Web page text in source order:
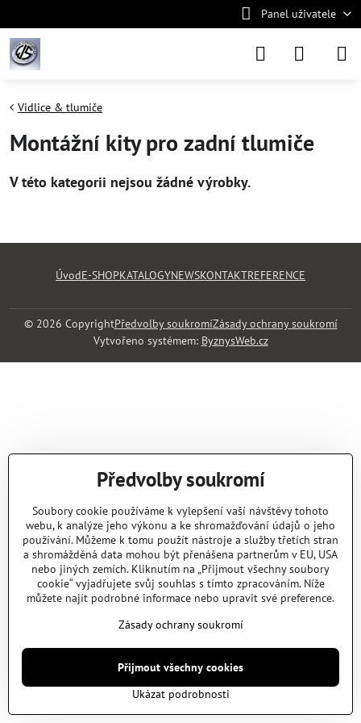
Panel uživatele
Vidlice & tlumiče
Montážní kity pro zadní tlumiče
ÚvodE-SHOPKATALOGYNEWSKONTAKTREFERENCE
© 2026 CopyrightPředvolby soukromíZásady ochrany soukromí
Vytvořeno systémem: ByznysWeb.cz
Předvolby soukromí
Soubory cookie používáme k vylepšení vaší návštěvy tohoto
webu, k analýze jeho výkonu a ke shromažďování údajů o jeho
používání. Můžeme k tomu použít nástroje a služby třetích stran
a shromážděná data mohou být přenášena partnerům v EU, USA
nebo jiných zemích. Kliknutím na „Přijmout všechny soubory
cookie“ vyjadřujete svůj souhlas s tímto zpracováním. Níže
můžete najít podrobné informace nebo upravit své preference.
Zásady ochrany soukromí
Ukázat podrobnosti
Přijmout všechny cookies